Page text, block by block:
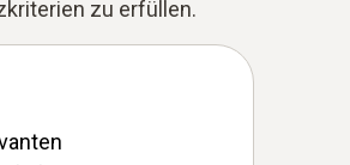
zu erfüllen.